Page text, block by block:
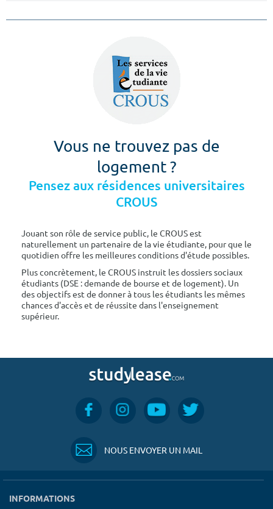
Vous ne trouvez pas de
logement ?
Pensez aux résidences universitaires
CROUS
Jouant son rôle de service public, le CROUS est
naturellement un partenaire de la vie étudiante, pour que le
quotidien offre les meilleures conditions d'étude possibles.
Plus concrètement, le CROUS instruit les dossiers sociaux
étudiants (DSE : demande de bourse et de logement). Un
des objectifs est de donner à tous les étudiants les mêmes
chances d'accès et de réussite dans l'enseignement
supérieur.
NOUS ENVOYER UN MAIL
INFORMATIONS